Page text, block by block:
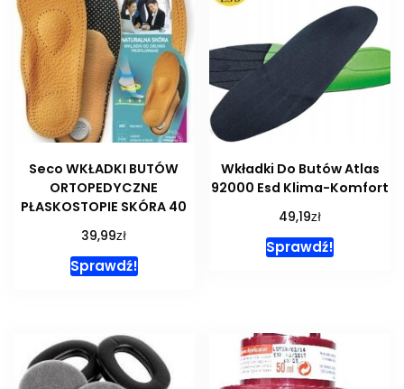
Seco WKŁADKI BUTÓW
ORTOPEDYCZNE
PŁASKOSTOPIE SKÓRA 40
39,99zł
Sprawdź!
Wkładki Do Butów Atlas
92000 Esd Klima-Komfort
49,19zł
Sprawdź!